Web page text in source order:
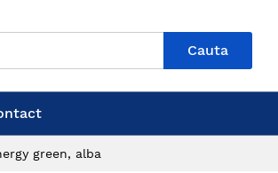
Cauta
green, alba